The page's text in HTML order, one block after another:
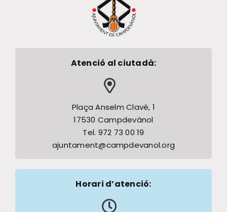
Atenció al ciutadà:
Plaça Anselm Clavé, 1
17530 Campdevànol
Tel. 972 73 00 19
ajuntament@campdevanol.org
Horari d’atenció: